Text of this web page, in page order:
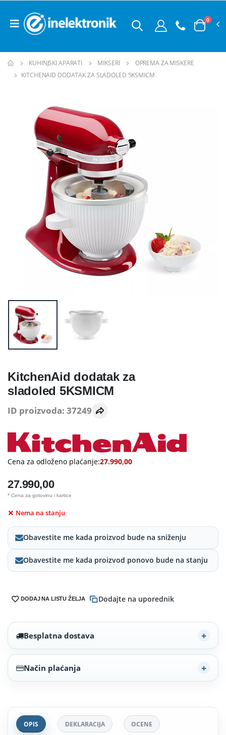
0
KUHINJSKI APARATI MIKSERI
OPREMA ZA MISKERE
KITCHENAID DODATAK ZA SLADOLED 5KSMICM
KitchenAid dodatak za
sladoled 5KSMICM
ID proizvoda: 37249
Cena za odloženo plaćanje:27.990,00
27.990,00
* Cena za gotovinu i kartice
Nema na stanju
Obavestite me kada proizvod bude na sniženju
Obavestite me kada proizvod ponovo bude na stanju
DODAJ NA LISTU ŽELJA Dodajte na uporednik
Besplatna dostava
Način plaćanja
OPIS DEKLARACIJA OCENE